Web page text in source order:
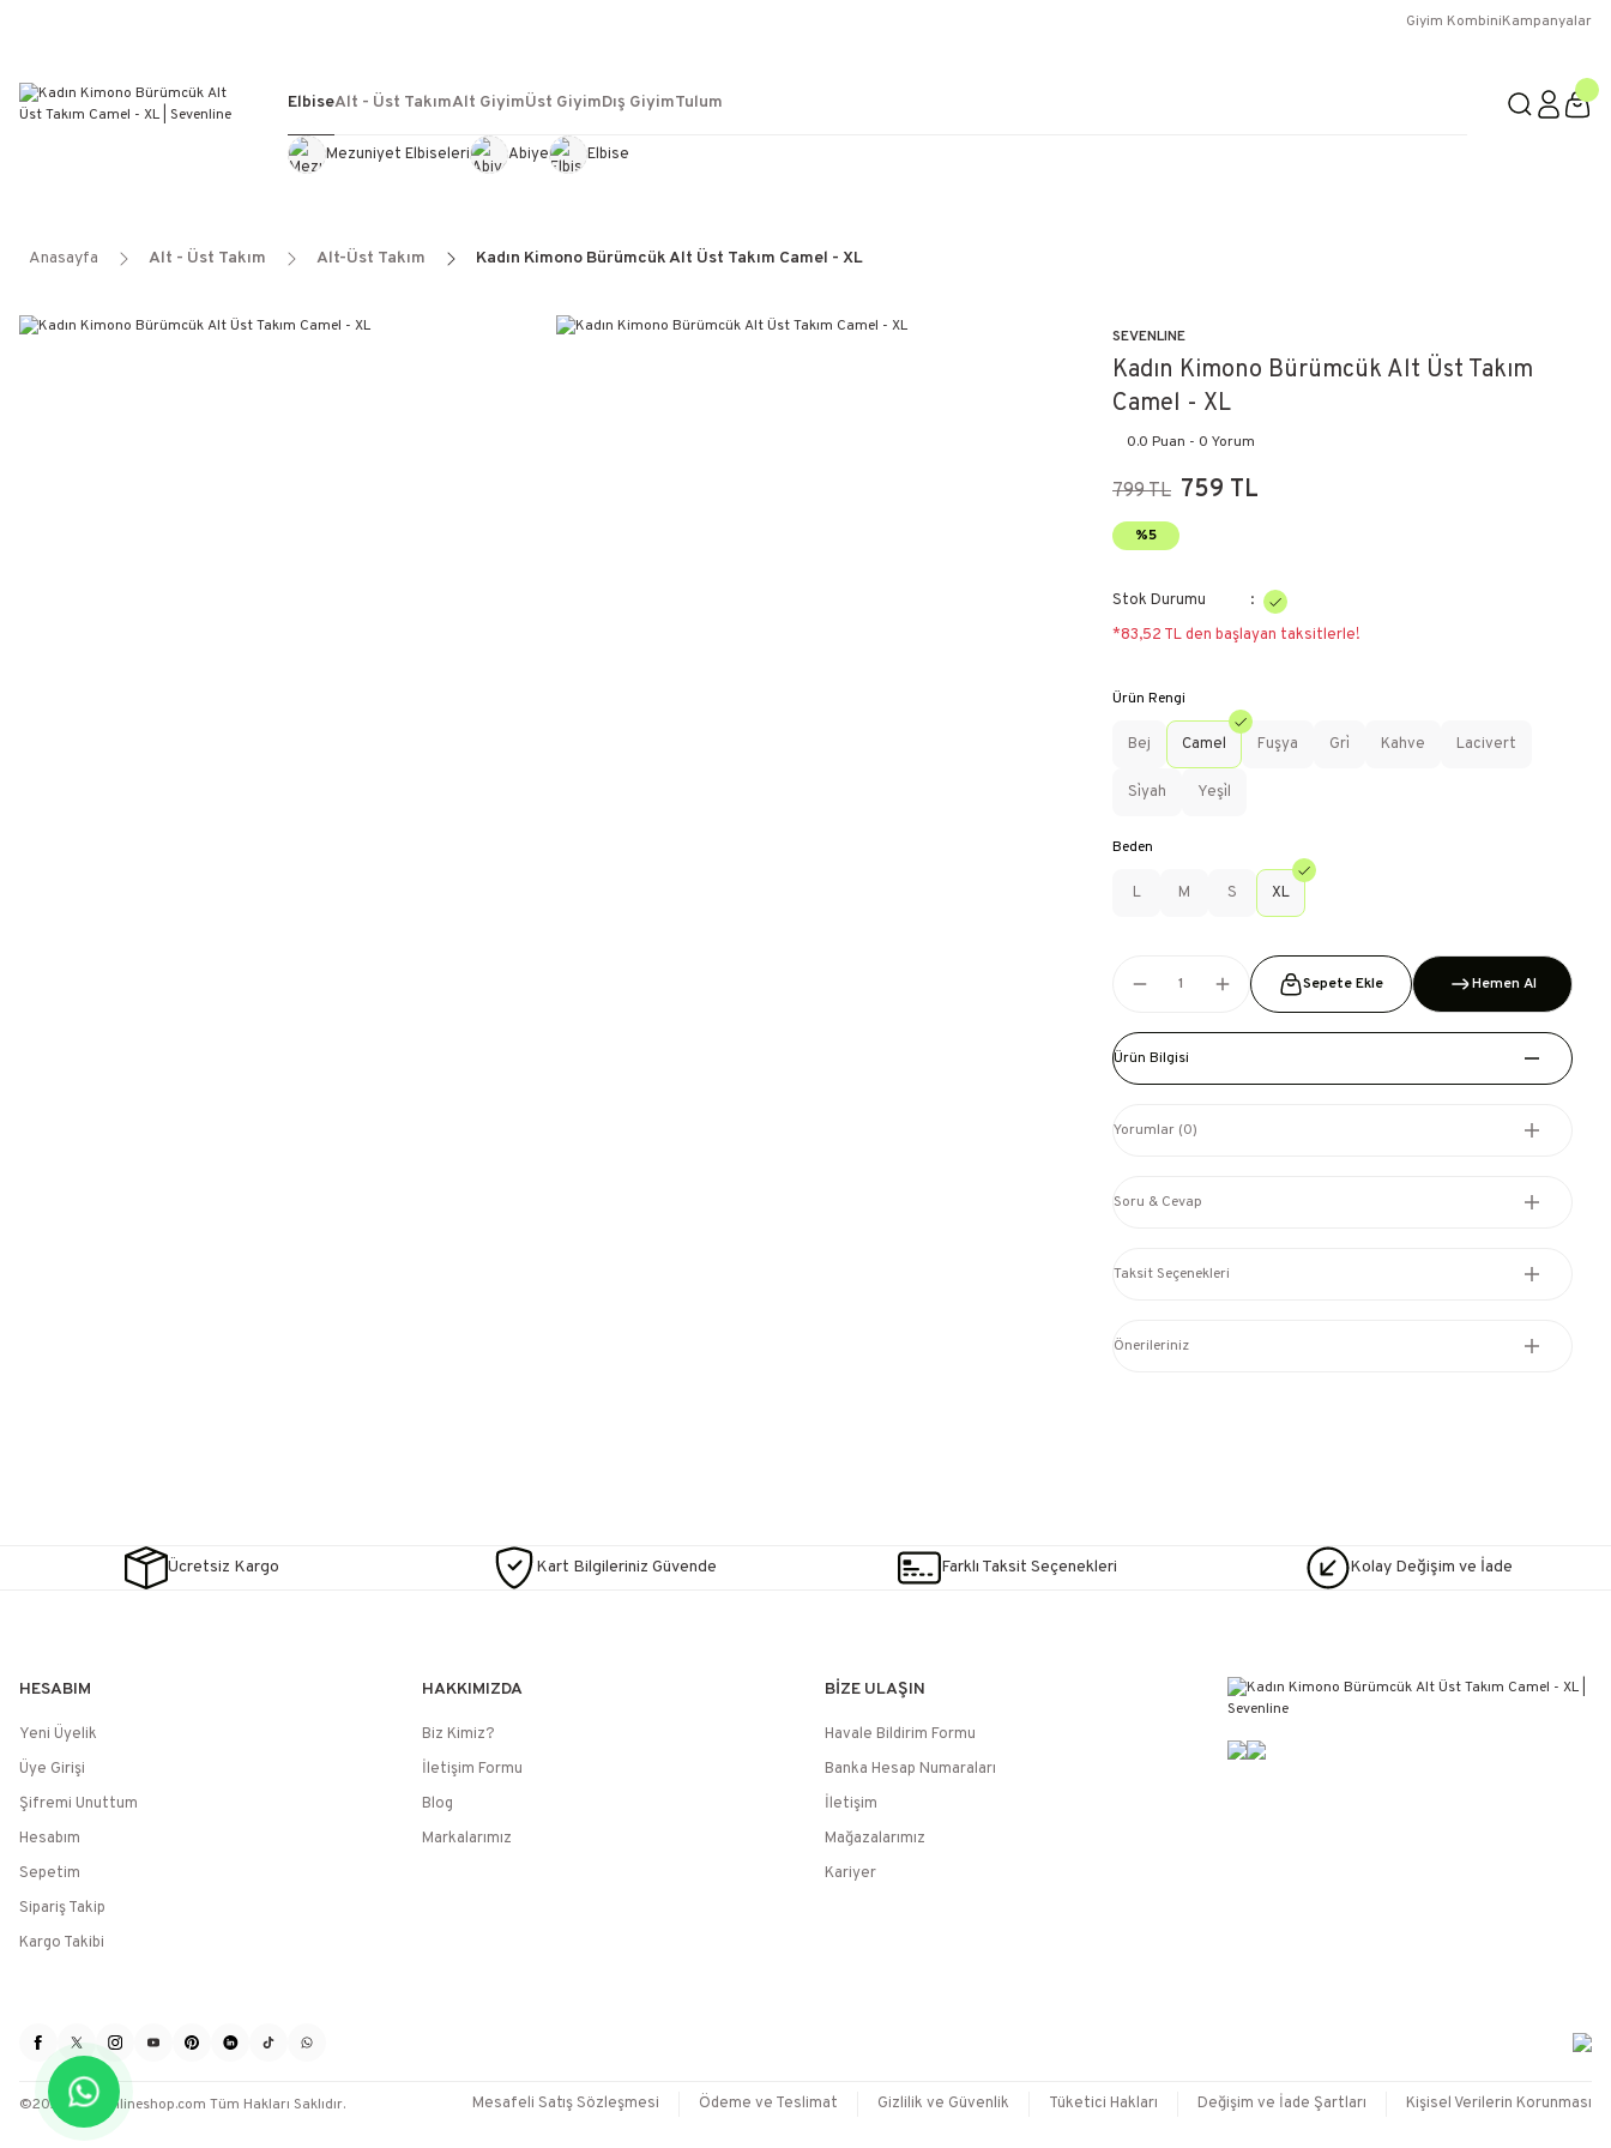
Giyim KombiniKampanyalar
Elbise
Mezuniyet Elbiseleri Abiye Elbise
Alt - Üst TakımAlt GiyimÜst GiyimDış GiyimTulum
Anasayfa Alt - Üst Takım Alt-Üst Takım Kadın Kimono Bürümcük Alt Üst Takım Camel - XL
SEVENLINE
Kadın Kimono Bürümcük Alt Üst Takım
Camel - XL
0.0 Puan - 0 Yorum
799 TL 759 TL
%5
Stok Durumu
*83,52 TL den başlayan taksitlerle!
Ürün Rengi
Bej Camel Fuşya Gri̇ Kahve Lacivert
Si̇yah Yeşi̇l
Beden
L M S XL
Sepete Ekle Hemen Al
Ürün Bilgisi
Yorumlar (0)
Soru & Cevap
Taksit Seçenekleri
Önerileriniz
Ücretsiz Kargo Kart Bilgileriniz Güvende Farklı Taksit Seçenekleri Kolay Değişim ve İade
HESABIM
Yeni Üyelik
Üye Girişi
Şifremi Unuttum
Hesabım
Sepetim
Sipariş Takip
Kargo Takibi
HAKKIMIZDA
Biz Kimiz?
İletişim Formu
Blog
Markalarımız
BİZE ULAŞIN
Havale Bildirim Formu
Banka Hesap Numaraları
İletişim
Mağazalarımız
Kariyer
©2025 / sevenlineshop.com Tüm Hakları Saklıdır. Mesafeli Satış Sözleşmesi Ödeme ve Teslimat Gizlilik ve Güvenlik Tüketici Hakları Değişim ve İade Şartları Kişisel Verilerin Korunması